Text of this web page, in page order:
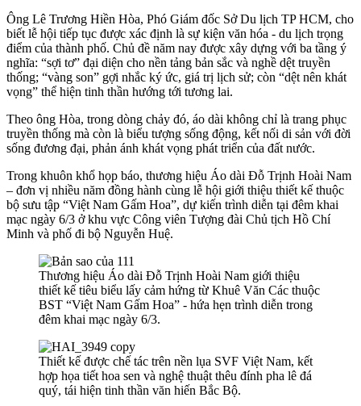
Ông Lê Trương Hiền Hòa, Phó Giám đốc Sở Du lịch TP HCM, cho
biết lễ hội tiếp tục được xác định là sự kiện văn hóa - du lịch trọng
điểm của thành phố. Chủ đề năm nay được xây dựng với ba tầng ý
nghĩa: “sợi tơ” đại diện cho nền tảng bản sắc và nghề dệt truyền
thống; “vàng son” gợi nhắc ký ức, giá trị lịch sử; còn “dệt nên khát
vọng” thể hiện tinh thần hướng tới tương lai.
Theo ông Hòa, trong dòng chảy đó, áo dài không chỉ là trang phục
truyền thống mà còn là biểu tượng sống động, kết nối di sản với đời
sống đương đại, phản ánh khát vọng phát triển của đất nước.
Trong khuôn khổ họp báo, thương hiệu Áo dài Đỗ Trịnh Hoài Nam
– đơn vị nhiều năm đồng hành cùng lễ hội giới thiệu thiết kế thuộc
bộ sưu tập “Việt Nam Gấm Hoa”, dự kiến trình diễn tại đêm khai
mạc ngày 6/3 ở khu vực Công viên Tượng đài Chủ tịch Hồ Chí
Minh và phố đi bộ Nguyễn Huệ.
Thương hiệu Áo dài Đỗ Trịnh Hoài Nam giới thiệu
thiết kế tiêu biểu lấy cảm hứng từ Khuê Văn Các thuộc
BST “Việt Nam Gấm Hoa” - hứa hẹn trình diễn trong
đêm khai mạc ngày 6/3.
Thiết kế được chế tác trên nền lụa SVF Việt Nam, kết
hợp họa tiết hoa sen và nghệ thuật thêu đính pha lê đá
quý, tái hiện tinh thần văn hiến Bắc Bộ.